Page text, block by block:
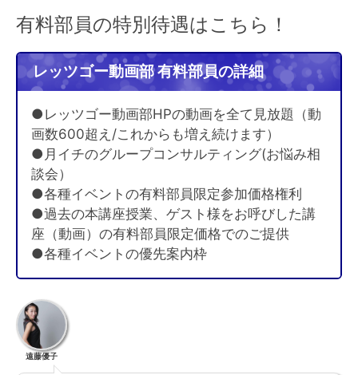
有料部員の特別待遇はこちら！
レッツゴー動画部 有料部員の詳細
●レッツゴー動画部HPの動画を全て見放題（動
画数600超え/これからも増え続けます）
●月イチのグループコンサルティング(お悩み相
談会）
●各種イベントの有料部員限定参加価格権利
●過去の本講座授業、ゲスト様をお呼びした講
座（動画）の有料部員限定価格でのご提供
●各種イベントの優先案内枠
遠藤優子